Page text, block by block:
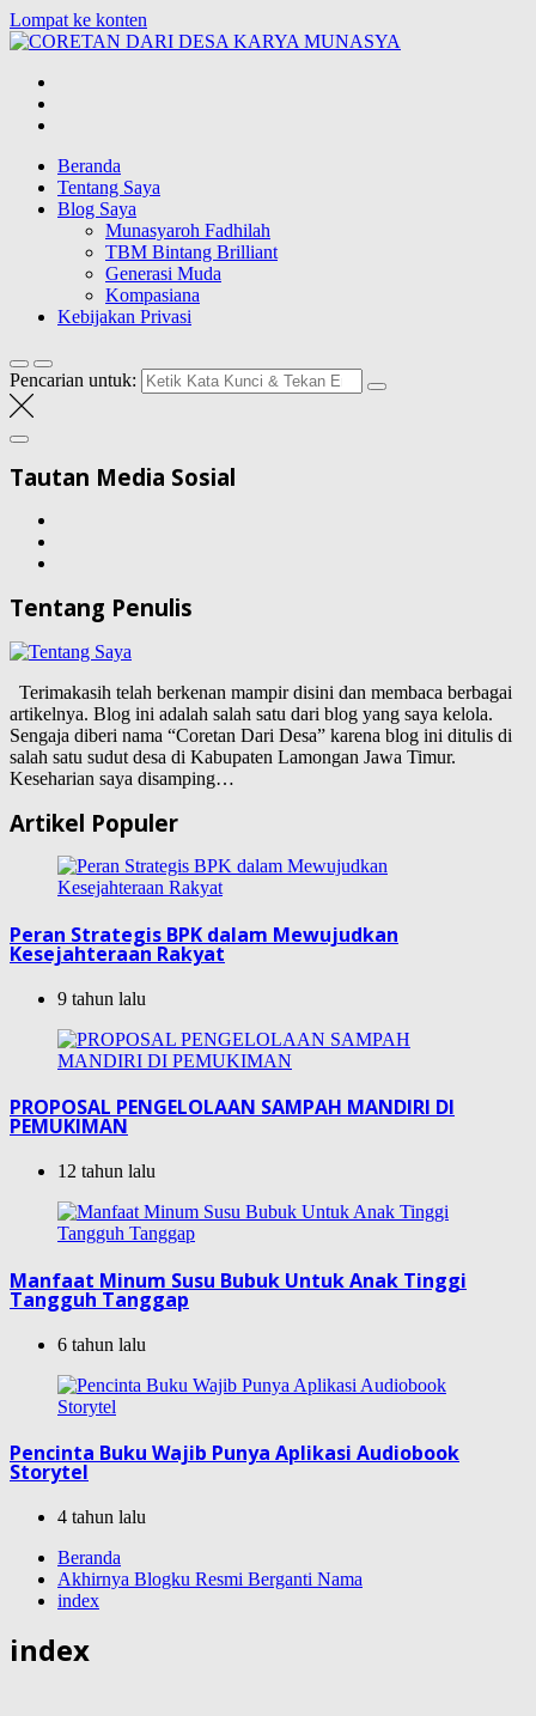
Lompat ke konten
Blog Wong Ndeso yang ingin berbagi berbagai hal di sekitarnya
Beranda
Tentang Saya
Blog Saya
Munasyaroh Fadhilah
TBM Bintang Brilliant
Generasi Muda
Kompasiana
Kebijakan Privasi
Pencarian untuk:
Tautan Media Sosial
Tentang Penulis
Terimakasih telah berkenan mampir disini dan membaca berbagai
artikelnya. Blog ini adalah salah satu dari blog yang saya kelola.
Sengaja diberi nama “Coretan Dari Desa” karena blog ini ditulis di
salah satu sudut desa di Kabupaten Lamongan Jawa Timur.
Keseharian saya disamping…
Artikel Populer
Peran Strategis BPK dalam Mewujudkan
Kesejahteraan Rakyat
9 tahun lalu
PROPOSAL PENGELOLAAN SAMPAH MANDIRI DI
PEMUKIMAN
12 tahun lalu
Manfaat Minum Susu Bubuk Untuk Anak Tinggi
Tangguh Tanggap
6 tahun lalu
Pencinta Buku Wajib Punya Aplikasi Audiobook
Storytel
4 tahun lalu
Beranda
Akhirnya Blogku Resmi Berganti Nama
index
index